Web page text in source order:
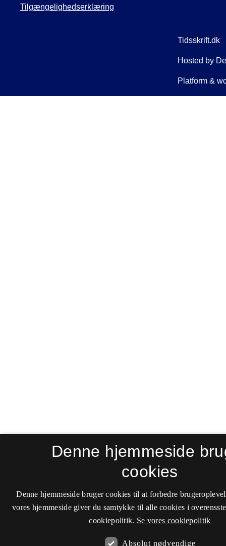
Tilgængelighedserklæring
Denne hjemmeside
cookies
Denne hjemmeside bruger cookies til at forbedre
vores hjemmeside giver du samtykke til alle cookies i
cookiepolitik. Se vores cookiepolitik
Absolut nødvendige